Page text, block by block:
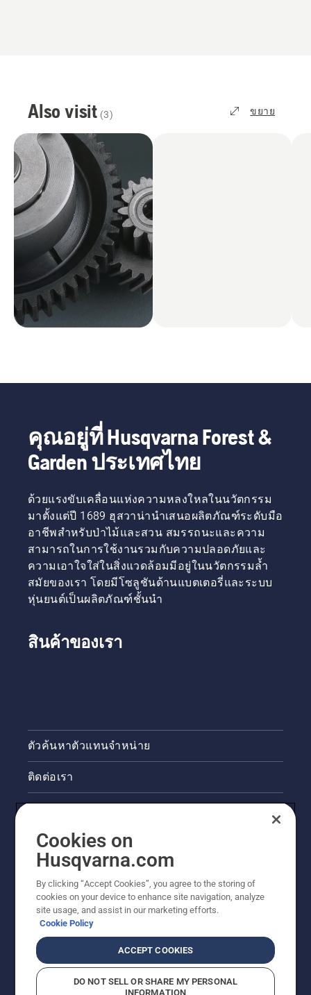
Also visit (3) ขยาย
คุณอยู่ที่ Husqvarna Forest &
Garden ประเทศไทย
ด้วยแรงขับเคลื่อนแห่งความหลงใหลในนวัตกรรม
มาตั้งแต่ปี 1689 ฮุสวาน่านำเสนอผลิตภัณฑ์ระดับมือ
อาชีพสำหรับป่าไม้และสวน สมรรถนะและความ
สามารถในการใช้งานรวมกับความปลอดภัยและ
ความเอาใจใส่ในสิ่งแวดล้อมมีอยู่ในนวัตกรรมล้ำ
สมัยของเรา โดยมีโซลูชันด้านแบตเตอรี่และระบบ
หุ่นยนต์เป็นผลิตภัณฑ์ชั้นนำ
สินค้าของเรา
ตัวค้นหาตัวแทนจำหน่าย
ติดต่อเรา
ข้อมูลผลิตภัณฑ์ทางกฎหมาย
Cookies on
Husqvarna.com
By clicking “Accept Cookies”, you agree to the storing of
cookies on your device to enhance site navigation, analyze
site usage, and assist in our marketing efforts.
Cookie Policy
ACCEPT COOKIES
DO NOT SELL OR SHARE MY PERSONAL
INFORMATION